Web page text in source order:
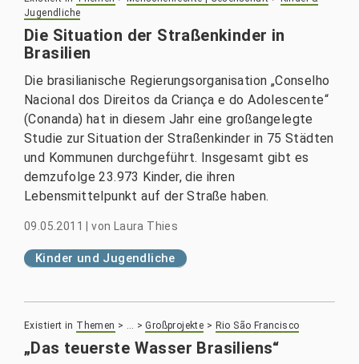
Jugendliche
Die Situation der Straßenkinder in
Brasilien
Die brasilianische Regierungsorganisation „Conselho
Nacional dos Direitos da Criança e do Adolescente“
(Conanda) hat in diesem Jahr eine großangelegte
Studie zur Situation der Straßenkinder in 75 Städten
und Kommunen durchgeführt. Insgesamt gibt es
demzufolge 23.973 Kinder, die ihren
Lebensmittelpunkt auf der Straße haben.
09.05.2011 |von Laura Thies
Kinder und Jugendliche
Existiert in Themen > … >Großprojekte > Rio São Francisco
„Das teuerste Wasser Brasiliens“